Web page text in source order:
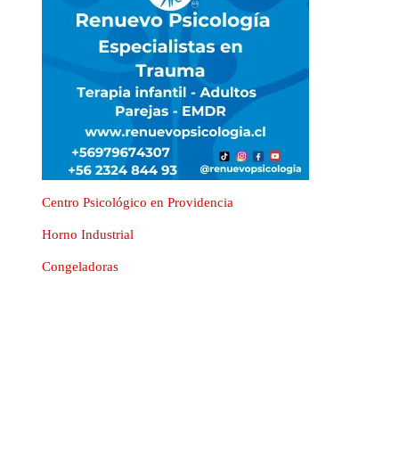
Centro Psicológico en Providencia
Horno Industrial
Congeladoras